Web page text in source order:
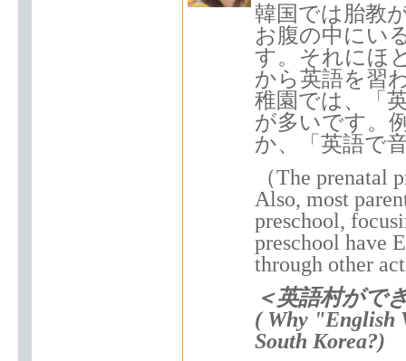
韓国では胎教
お腹の中にい
す。それにほ
から英語を習
稚園では、「
が多いです。
か、「英語で
（The prenatal
Also, most
preschool,
preschool have
through other
＜英語村がで
( Why "English
South Korea?)